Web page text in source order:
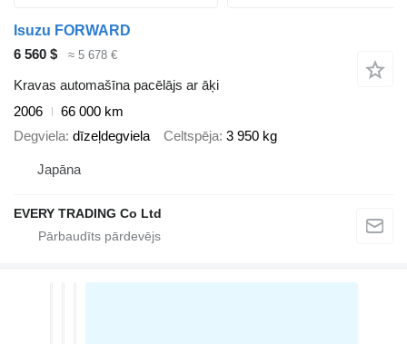
Isuzu FORWARD
6 560 $
≈ 5 678 €
Kravas automašīna pacēlājs ar āķi
2006
66 000 km
Degviela dīzeļdegviela Celtspēja 3 950 kg
Japāna
EVERY TRADING Co Ltd